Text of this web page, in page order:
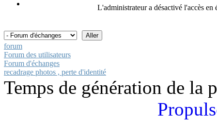
L'administrateur a désactivé l'accès
forum
Forum des utilisateurs
Forum d'échanges
recadrage photos , perte d'identité
Temps de génération de la